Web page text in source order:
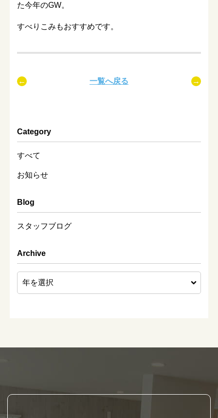
た今年のGW。
すべりこみもおすすめです。
一覧へ戻る
Category
すべて
お知らせ
Blog
スタッフブログ
Archive